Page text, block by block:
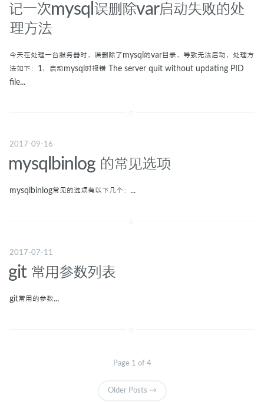
记一次mysql误删除var启动失败的处
理方法
今天在处理一台服务器时，误删除了mysql的var目录，导致无法启动，处理方
法如下：1、启动mysql时报错 The server quit without updating PID
file...
2017-09-16
mysqlbinlog 的常见选项
mysqlbinlog常见的选项有以下几个：...
2017-07-11
git 常用参数列表
git常用的参数...
Page 1 of 4
Older Posts →